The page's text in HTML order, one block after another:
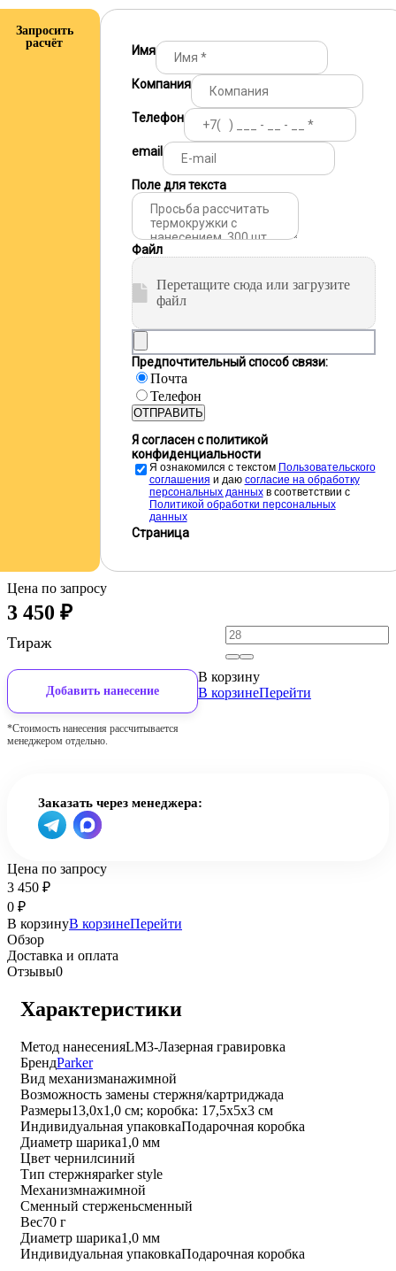
Запросить
расчёт
Имя
Компания
Телефон
email
Поле для текста
Файл
Перетащите сюда или загрузите
файл
Предпочтительный способ связи:
Почта
Телефон
ОТПРАВИТЬ
Я согласен с политикой
конфиденциальности
Я ознакомился с текстом Пользовательского
соглашения и даю cогласие на обработку
персональных данныхв соответствии с
Политикой обработки персональных
данных
Страница
Цена по запросу
3 450 ₽
Тираж
Добавить нанесение
*Стоимость нанесения рассчитывается
менеджером отдельно.
В корзину
В корзинеПерейти
Заказать через менеджера:
Цена по запросу
3 450 ₽
0 ₽
В корзинуВ корзинеПерейти
Обзор
Доставка и оплата
Отзывы0
Характеристики
Метод нанесенияLM3-Лазерная гравировка
БрендParker
Вид механизманажимной
Возможность замены стержня/картриджада
Размеры13,0х1,0 см; коробка: 17,5х5х3 см
Индивидуальная упаковкаПодарочная коробка
Диаметр шарика1,0 мм
Цвет чернилсиний
Тип стержняparker style
Механизмнажимной
Сменный стерженьсменный
Вес70 г
Диаметр шарика1,0 мм
Индивидуальная упаковкаПодарочная коробка